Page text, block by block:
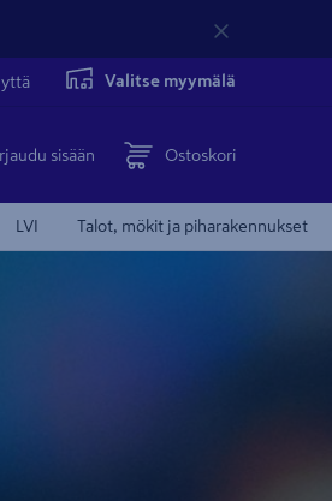
Valitse myymälä
sisään Ostoskori
LVI Talot, mökit ja piharakennukset